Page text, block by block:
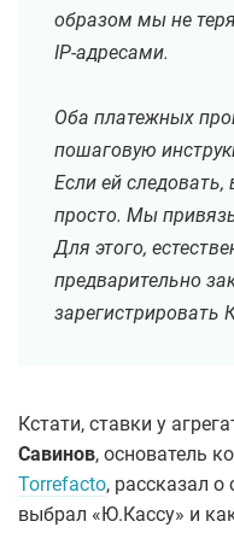
образом мы не
IP-адресами.
Оба платежных
пошаговую
Если ей следовать,
просто. Мы
Для этого,
предварительно
зарегистрировать
Кстати, ставки у
Савинов, основатель
Torrefacto, рассказал
выбрал «Ю.Кассу» и